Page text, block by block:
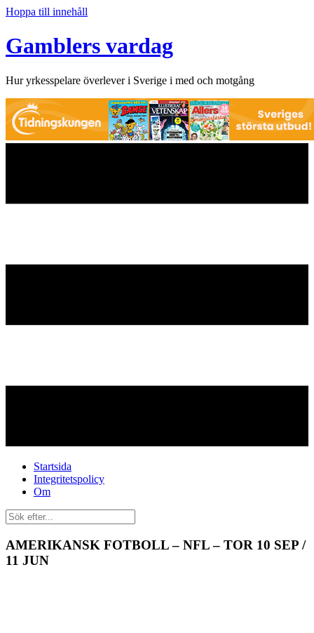
Hoppa till innehåll
Gamblers vardag
Hur yrkesspelare överlever i Sverige i med och motgång
Startsida
Integritetspolicy
Om
AMERIKANSK FOTBOLL – NFL – TOR 10 SEP /
11 JUN